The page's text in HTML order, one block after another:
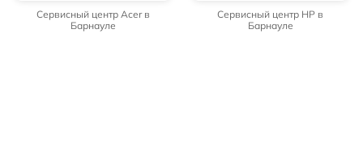
Сервисный центр Acer в
Барнауле
Сервисный центр HP в
Барнауле